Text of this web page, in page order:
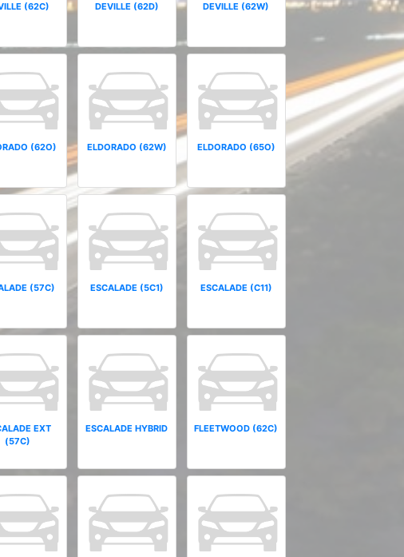
(62C) DEVILLE (62D) DEVILLE (62W)
(62O) ELDORADO (62W) ELDORADO (65O)
(57C) ESCALADE (5C1) ESCALADE (C11)
EXT
(57C)
ESCALADE HYBRID FLEETWOOD (62C)